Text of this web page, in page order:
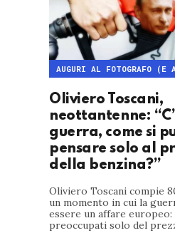
Oliviero Toscani,
neottantenne:
guerra, come si
pensare solo al
della benzina?”
Oliviero Toscani compie
un momento in cui la
essere un affare
preoccupati solo del
AUGURI AL FOTOGRAFO